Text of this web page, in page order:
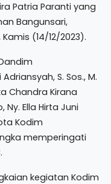
Patria Paranti yang
Bangunsari,
(14/12/2023).
S. Sos., M.
Chandra Kirana
Ny. Ella Hirta Juni
Kodim
memperingati
kegiatan Kodim